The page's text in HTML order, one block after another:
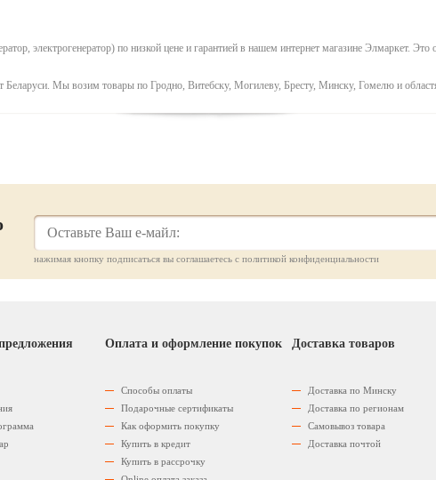
электрогенератор) по низкой цене и гарантией в нашем интернет магазине Элмаркет.
Беларуси. Мы возим товары по Гродно, Витебску, Могилеву, Бресту, Минску, Гомелю и
нажимая кнопку подписаться вы соглашаетесь с политикой конфиденциальности
Оплата и оформление покупок
Способы оплаты
Подарочные сертификаты
Как оформить покупку
Купить в кредит
Купить в рассрочку
Доставка товаров
Доставка по Минску
Доставка по регионам
Самовывоз товара
Доставка почтой